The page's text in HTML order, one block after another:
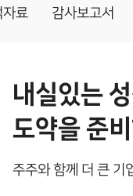
료 감사보고서
내실있는
도약을 준
주주와 함께 더 큰 기